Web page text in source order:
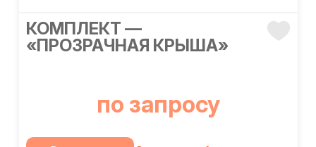
КОМПЛЕКТ —
«ПРОЗРАЧНАЯ КРЫША»
по запросу